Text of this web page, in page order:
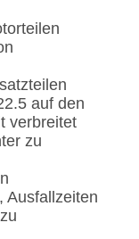
auf den
verbreitet
zu
Ausfallzeiten